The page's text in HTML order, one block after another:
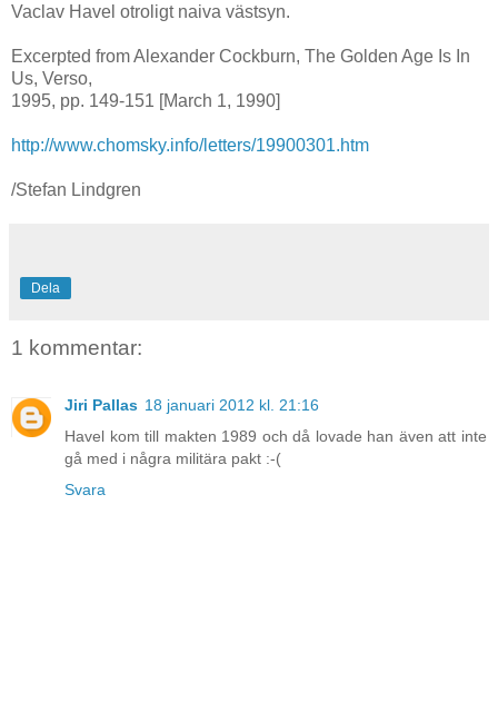
Vaclav Havel otroligt naiva västsyn.
Excerpted from Alexander Cockburn, The Golden Age Is In
Us, Verso,
1995, pp. 149-151 [March 1, 1990]
http://www.chomsky.info/letters/19900301.htm
/Stefan Lindgren
Dela
1 kommentar:
Jiri Pallas 18 januari 2012 kl. 21:16
Havel kom till makten 1989 och då lovade han även att inte
gå med i några militära pakt :-(
Svara